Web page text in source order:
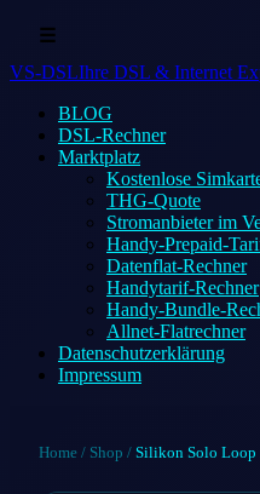
☰
VS-DSLIhre DSL & Internet
BLOG
DSL-Rechner
Marktplatz
Kostenlose
THG-Quote
Stromanbieter im
Handy-Prepaid-
Datenflat-Rechner
Handytarif-Rechner
Handy-Bundle-
Allnet-Flatrechner
Datenschutzerklärung
Impressum
Home / Shop / Silikon Solo Loop